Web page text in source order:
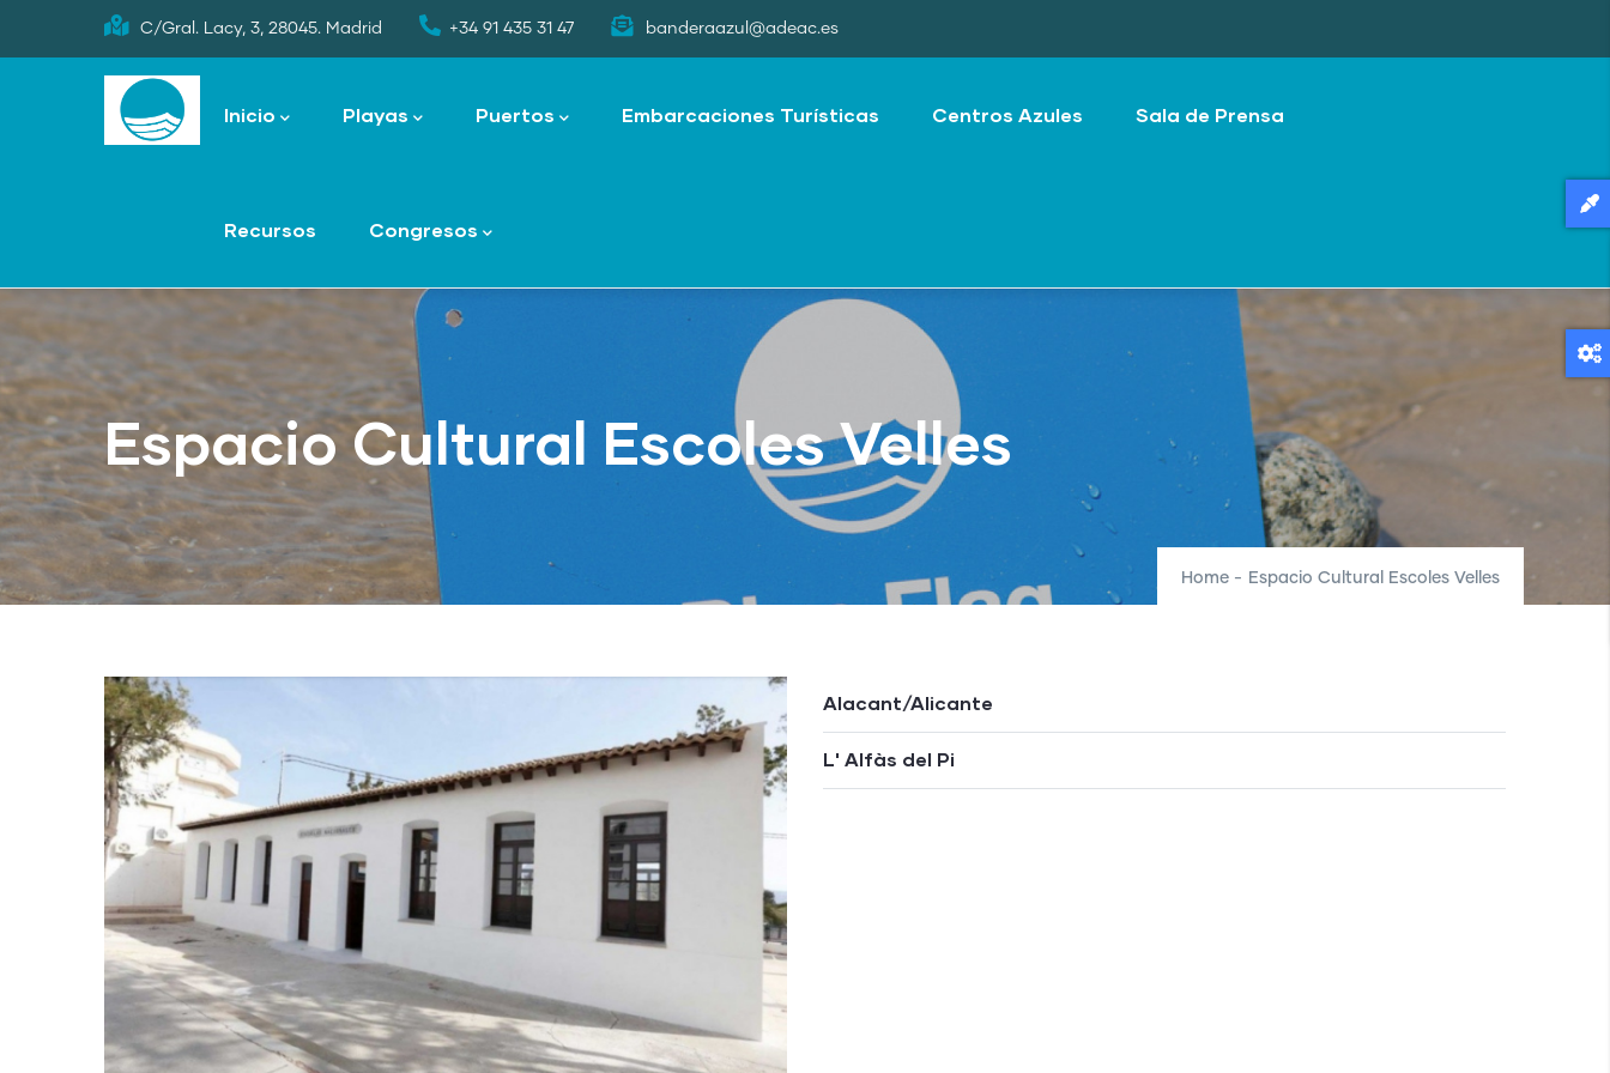
to
C/Gral. Lacy, 3, 28045. Madrid +34 91 435 31 47 banderaazul@adeac.es
navigation
Inicio Playas Puertos Embarcaciones Turísticas Centros Azules Sala de Prensa
Recursos Congresos
Espacio Cultural Escoles Velles
Home - Espacio Cultural Escoles Velles
Alacant/Alicante
L' Alfàs del Pi